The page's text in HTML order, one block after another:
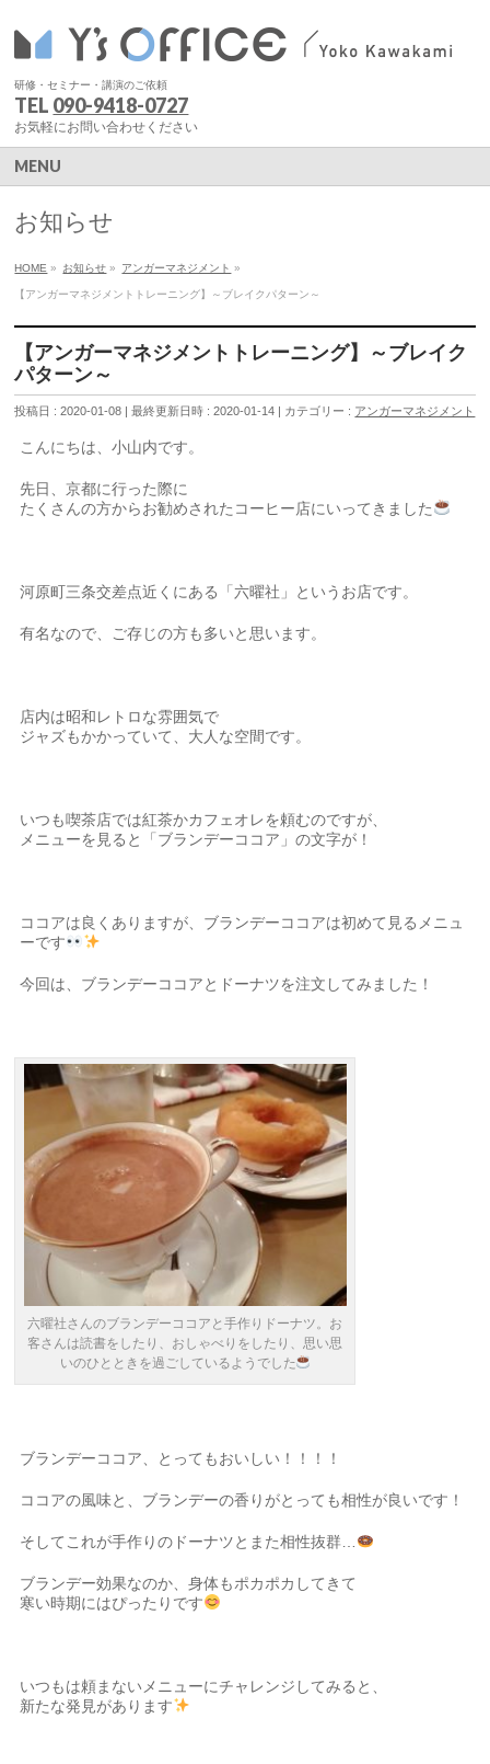
研修・セミナー・講演のご依頼
TEL 090-9418-0727
お気軽にお問い合わせください
MENU
お知らせ
HOME » お知らせ » アンガーマネジメント »
【アンガーマネジメントトレーニング】～ブレイクパターン～
【アンガーマネジメントトレーニング】～ブレイク
パターン～
投稿日 : 2020-01-08 最終更新日時 : 2020-01-14 カテゴリー : アンガーマネジメント
こんにちは、小山内です。
先日、京都に行った際に
たくさんの方からお勧めされたコーヒー店にいってきました
河原町三条交差点近くにある「六曜社」というお店です。
有名なので、ご存じの方も多いと思います。
店内は昭和レトロな雰囲気で
ジャズもかかっていて、大人な空間です。
いつも喫茶店では紅茶かカフェオレを頼むのですが、
メニューを見ると「ブランデーココア」の文字が！
ココアは良くありますが、ブランデーココアは初めて見るメニュ
ーです
今回は、ブランデーココアとドーナツを注文してみました！
六曜社さんのブランデーココアと手作りドーナツ。お
客さんは読書をしたり、おしゃべりをしたり、思い思
いのひとときを過ごしているようでした
ブランデーココア、とってもおいしい！！！！
ココアの風味と、ブランデーの香りがとっても相性が良いです！
そしてこれが手作りのドーナツとまた相性抜群…
ブランデー効果なのか、身体もポカポカしてきて
寒い時期にはぴったりです
いつもは頼まないメニューにチャレンジしてみると、
新たな発見があります